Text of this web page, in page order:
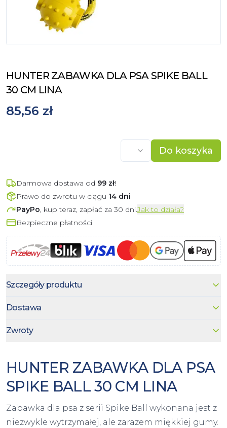
HUNTER ZABAWKA DLA PSA SPIKE BALL
30 CM LINA
85,56 zł
Do koszyka
Darmowa dostawa od 99 zł!
Prawo do zwrotu w ciągu 14 dni
PayPo, kup teraz, zapłać za 30 dni.Jak to działa?
Bezpieczne płatności
Szczegóły produktu
Dostawa
Zwroty
HUNTER ZABAWKA DLA PSA
SPIKE BALL 30 CM LINA
Zabawka dla psa z serii Spike Ball wykonana jest z
niezwykle wytrzymałej, ale zarazem miękkiej gumy.